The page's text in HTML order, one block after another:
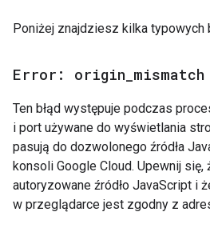
Poniżej znajdziesz kilka typowych
Error: origin mismatch
Ten błąd występuje podczas
i port używane do wyświetlania
pasują do dozwolonego źródła
konsoli Google Cloud. Upewnij
autoryzowane źródło JavaScript i
w przeglądarce jest zgodny z